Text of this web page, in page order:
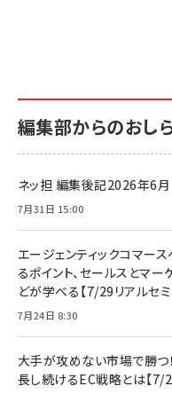
編集部からのおし
ネッ担 編集後記2026年6月
7月31日 15:00
エージェンティックコマー
るポイント、セールスとマ
どが学べる【7/29リアルセ
7月24日 8:30
大手が攻めない市場で勝つ
長し続けるEC戦略とは【7/